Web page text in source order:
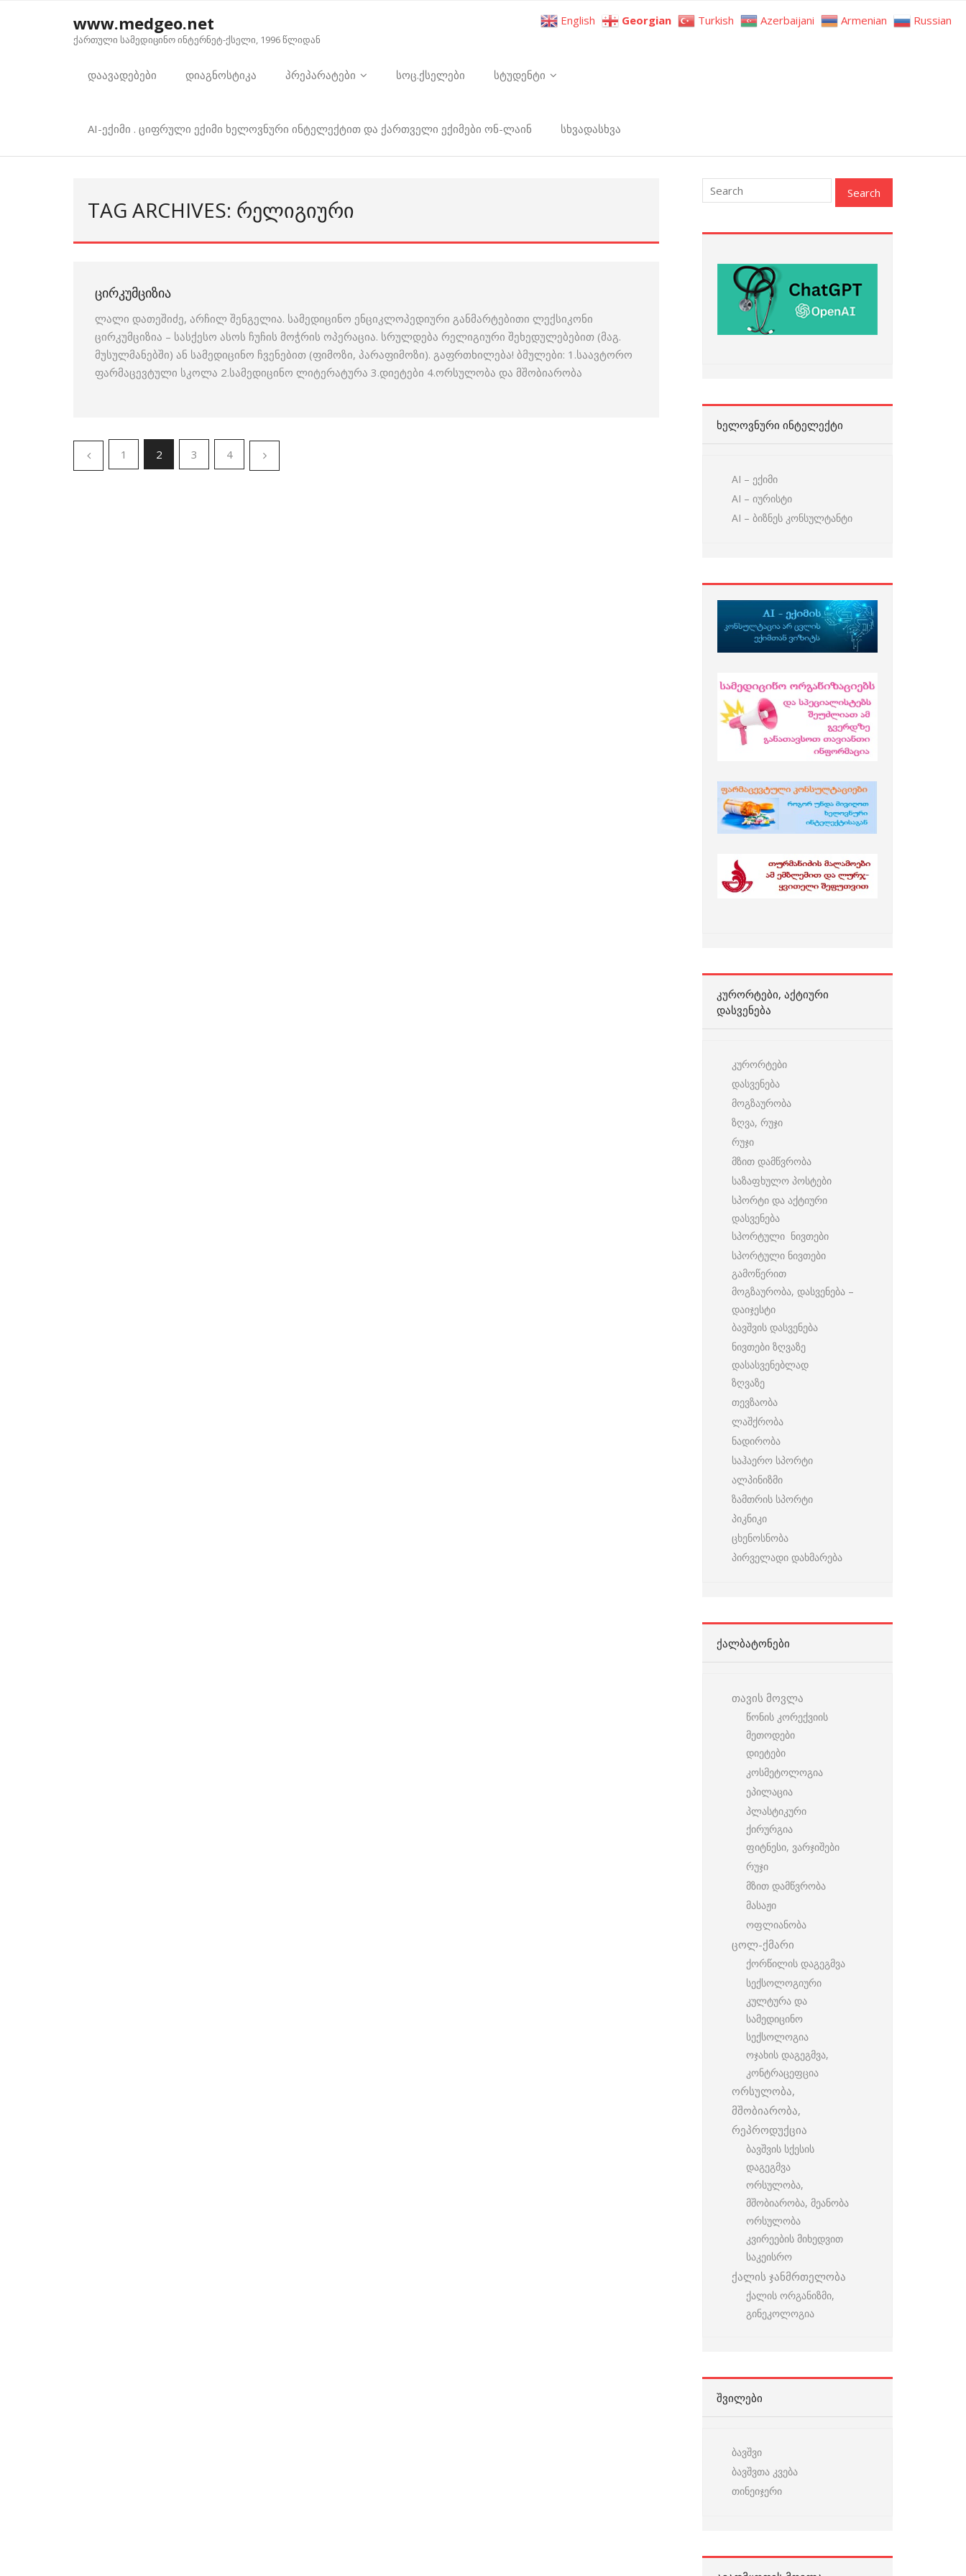
www.medgeo.net
ქართული სამედიცინო ინტერნეტ-ქსელი, 1996 წლიდან
დაავადებები დიაგნოსტიკა პრეპარატები სოც.ქსელები სტუდენტი
AI-ექიმი . ციფრული ექიმი ხელოვნური ინტელექტით და ქართველი ექიმები ონ-ლაინ სხვადასხვა
TAG ARCHIVES: ᲠᲔᲚᲘᲒᲘᲣᲠᲘ
ᲪᲘᲠᲙᲣᲛᲪᲘᲖᲘᲐ
ლალი დათეშიძე, არჩილ შენგელია. სამედიცინო ენციკლოპედიური განმარტებითი ლექსიკონი
ცირკუმციზია – სასქესო ასოს ჩუჩის მოჭრის ოპერაცია. სრულდება რელიგიური შეხედულებებით (მაგ.
მუსულმანებში) ან სამედიცინო ჩვენებით (ფიმოზი, პარაფიმოზი). გაფრთხილება! ბმულები: 1.საავტორო
ფარმაცევტული სკოლა 2.სამედიცინო ლიტერატურა 3.დიეტები 4.ორსულობა და მშობიარობა
1 2 3 4
ᲮᲔᲚᲝᲕᲜᲣᲠᲘ ᲘᲜᲢᲔᲚᲔᲥᲢᲘ
AI – ექიმი
AI – იურისტი
AI – ბიზნეს კონსულტანტი
ᲙᲣᲠᲝᲠᲢᲔᲑᲘ, ᲐᲥᲢᲘᲣᲠᲘ
ᲓᲐᲡᲕᲔᲜᲔᲑᲐ
კურორტები
დასვენება
მოგზაურობა
ზღვა, რუჯი
რუჯი
მზით დამწვრობა
საზაფხულო პოსტები
სპორტი და აქტიური
დასვენება
სპორტული ნივთები
სპორტული ნივთები
გამოწერით
მოგზაურობა, დასვენება –
დაიჯესტი
ბავშვის დასვენება
ნივთები ზღვაზე
დასასვენებლად
ზღვაზე
თევზაობა
ლაშქრობა
ნადირობა
საჰაერო სპორტი
ალპინიზმი
ზამთრის სპორტი
პიკნიკი
ცხენოსნობა
პირველადი დახმარება
ᲥᲐᲚᲑᲐᲢᲝᲜᲔᲑᲘ
თავის მოვლა
წონის კორექვიის
მეთოდები
დიეტები
კოსმეტოლოგია
ეპილაცია
პლასტიკური
ქირურგია
ფიტნესი, ვარჯიშები
რუჯი
მზით დამწვრობა
მასაჟი
ოფლიანობა
ცოლ-ქმარი
ქორწილის დაგეგმვა
სექსოლოგიური
კულტურა და
სამედიცინო
სექსოლოგია
ოჯახის დაგეგმვა,
კონტრაცეფცია
ორსულობა,
მშობიარობა,
რეპროდუქცია
ბავშვის სქესის
დაგეგმვა
ორსულობა,
მშობიარობა, მეანობა
ორსულობა
კვირეების მიხედვით
საკეისრო
ქალის ჯანმრთელობა
ქალის ორგანიზმი,
გინეკოლოგია
ᲨᲕᲘᲚᲔᲑᲘ
ბავშვი
ბავშვთა კვება
თინეიჯერი
English Georgian Turkish Azerbaijani Armenian Russian